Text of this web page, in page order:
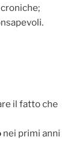
il fatto che
nei primi anni